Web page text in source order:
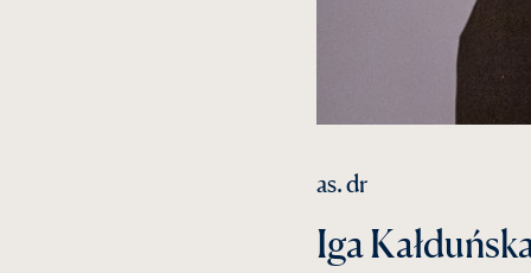
as. dr
Iga